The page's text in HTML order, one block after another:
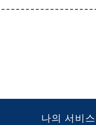
나의 서비스